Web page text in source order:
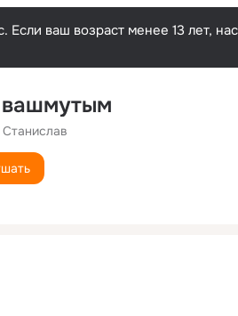
ваш возраст менее 13 лет,